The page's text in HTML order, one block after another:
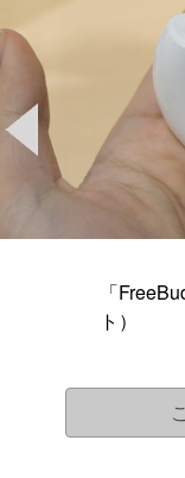
「
ト）